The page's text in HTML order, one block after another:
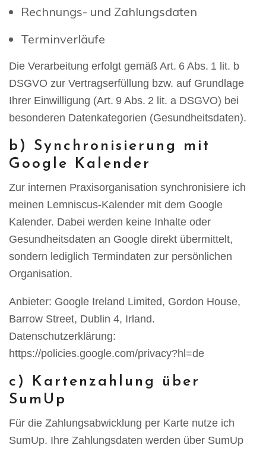
Rechnungs- und Zahlungsdaten
Terminverläufe
Die Verarbeitung erfolgt gemäß Art. 6 Abs. 1 lit. b
DSGVO zur Vertragserfüllung bzw. auf Grundlage
Ihrer Einwilligung (Art. 9 Abs. 2 lit. a DSGVO) bei
besonderen Datenkategorien (Gesundheitsdaten).
b) Synchronisierung mit
Google Kalender
Zur internen Praxisorganisation synchronisiere ich
meinen Lemniscus-Kalender mit dem Google
Kalender. Dabei werden keine Inhalte oder
Gesundheitsdaten an Google direkt übermittelt,
sondern lediglich Termindaten zur persönlichen
Organisation.
Anbieter: Google Ireland Limited, Gordon House,
Barrow Street, Dublin 4, Irland.
Datenschutzerklärung:
https://policies.google.com/privacy?hl=de
c) Kartenzahlung über
SumUp
Für die Zahlungsabwicklung per Karte nutze ich
SumUp. Ihre Zahlungsdaten werden über SumUp